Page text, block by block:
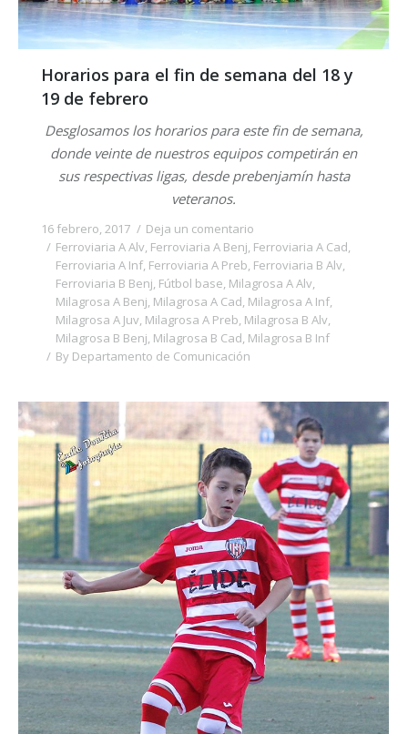
Horarios para el fin de semana del 18 y
19 de febrero
Desglosamos los horarios para este fin de semana,
donde veinte de nuestros equipos competirán en
sus respectivas ligas, desde prebenjamín hasta
veteranos.
16 febrero, 2017
Deja un comentario
Ferroviaria A Alv Ferroviaria A Benj Ferroviaria A Cad
Ferroviaria A Inf Ferroviaria A Preb Ferroviaria B Alv
Ferroviaria B Benj Fútbol base Milagrosa A Alv
Milagrosa A Benj Milagrosa A Cad Milagrosa A Inf
Milagrosa A Juv Milagrosa A Preb Milagrosa B Alv
Milagrosa B Benj Milagrosa B Cad Milagrosa B Inf
By Departamento de Comunicación